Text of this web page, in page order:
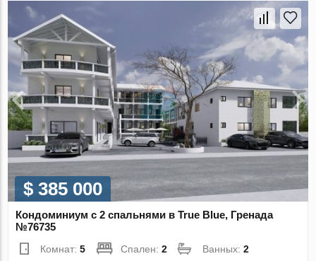
$ 385 000
Кондоминиум с 2 спальнями в True Blue, Гренада
№76735
Комнат:5 Спален:2 Ванных:2